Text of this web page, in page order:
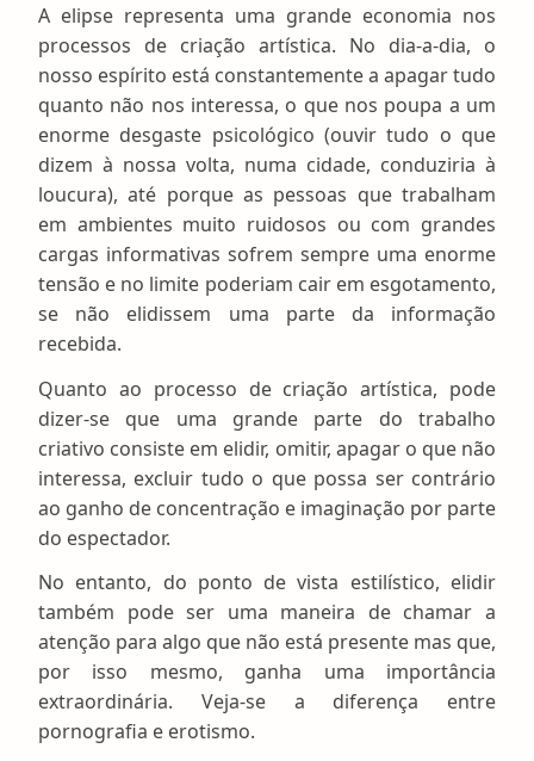
A elipse representa uma grande economia nos
processos de criação artística. No dia-a-dia, o
nosso espírito está constantemente a apagar tudo
quanto não nos interessa, o que nos poupa a um
enorme desgaste psicológico (ouvir tudo o que
dizem à nossa volta, numa cidade, conduziria à
loucura), até porque as pessoas que trabalham
em ambientes muito ruidosos ou com grandes
cargas informativas sofrem sempre uma enorme
tensão e no limite poderiam cair em esgotamento,
se não elidissem uma parte da informação
recebida.
Quanto ao processo de criação artística, pode
dizer-se que uma grande parte do trabalho
criativo consiste em elidir, omitir, apagar o que não
interessa, excluir tudo o que possa ser contrário
ao ganho de concentração e imaginação por parte
do espectador.
No entanto, do ponto de vista estilístico, elidir
também pode ser uma maneira de chamar a
atenção para algo que não está presente mas que,
por isso mesmo, ganha uma importância
extraordinária. Veja-se a diferença entre
pornografia e erotismo.